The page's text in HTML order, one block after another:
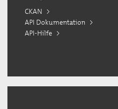
CKAN
API Dokumentation
API-Hilfe